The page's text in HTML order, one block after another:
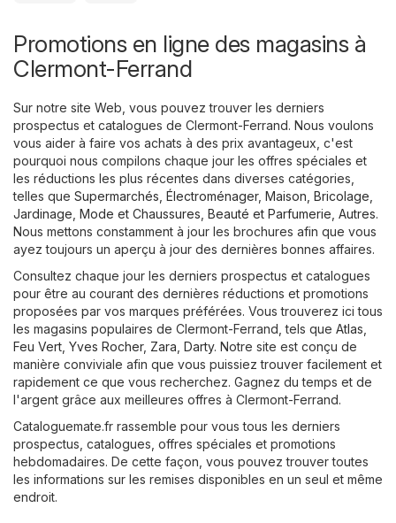
Promotions en ligne des magasins à
Clermont-Ferrand
Sur notre site Web, vous pouvez trouver les derniers
prospectus et catalogues de Clermont-Ferrand. Nous voulons
vous aider à faire vos achats à des prix avantageux, c'est
pourquoi nous compilons chaque jour les offres spéciales et
les réductions les plus récentes dans diverses catégories,
telles que Supermarchés Électroménager, Maison, Bricolage,
Jardinage Mode et Chaussures Beauté et Parfumerie Autres.
Nous mettons constamment à jour les brochures afin que vous
ayez toujours un aperçu à jour des dernières bonnes affaires.
Consultez chaque jour les derniers prospectus et catalogues
pour être au courant des dernières réductions et promotions
proposées par vos marques préférées. Vous trouverez ici tous
les magasins populaires de Clermont-Ferrand, tels que Atlas
Feu Vert Yves Rocher, Zara Darty. Notre site est conçu de
manière conviviale afin que vous puissiez trouver facilement et
rapidement ce que vous recherchez. Gagnez du temps et de
l'argent grâce aux meilleures offres à Clermont-Ferrand.
Cataloguemate.fr rassemble pour vous tous les derniers
prospectus, catalogues, offres spéciales et promotions
hebdomadaires. De cette façon, vous pouvez trouver toutes
les informations sur les remises disponibles en un seul et même
endroit.